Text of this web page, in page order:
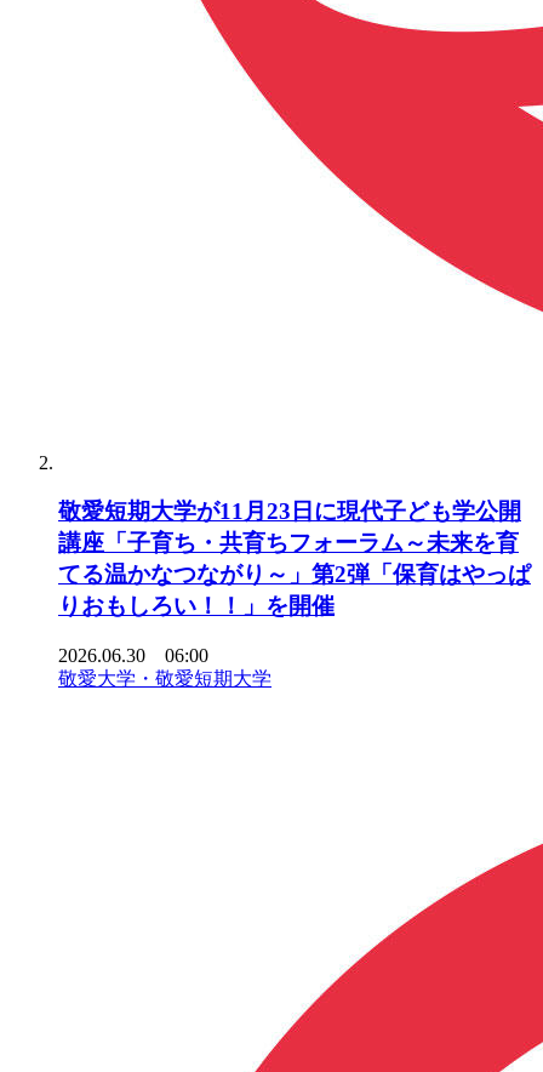
敬愛短期大学が11月23日に現代子ども学公開
講座「子育ち・共育ちフォーラム～未来を育
てる温かなつながり～」第2弾「保育はやっぱ
りおもしろい！！」を開催
2026.06.30 06:00
敬愛大学・敬愛短期大学